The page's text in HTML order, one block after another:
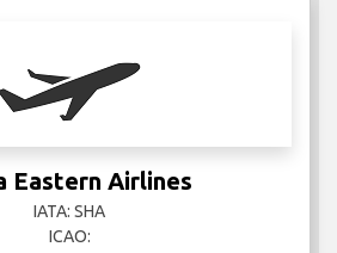
Eastern Airlines
IATA: SHA
ICAO: